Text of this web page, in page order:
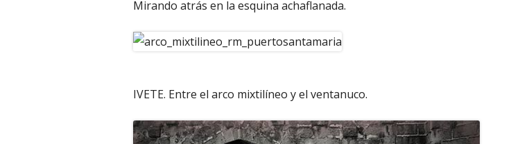
Mirando atrás en la esquina achaflanada.
IVETE. Entre el arco mixtilíneo y el ventanuco.